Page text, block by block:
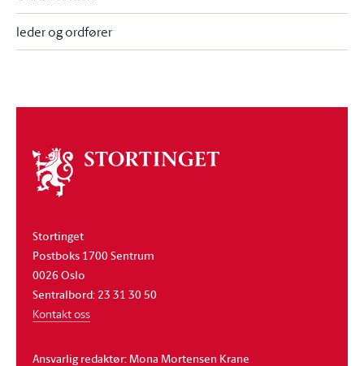
leder og ordfører
Om
stortinget
Stortinget
Postboks 1700 Sentrum
0026 Oslo
Sentralbord: 23 31 30 50
Kontakt oss
Ansvarlig redaktør: Mona Mortensen Krane